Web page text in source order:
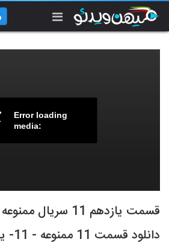
Error loading
media:
قسمت یازدهم 11
دانلود قسمت 11 ممنوعه - 11- یازده - HD